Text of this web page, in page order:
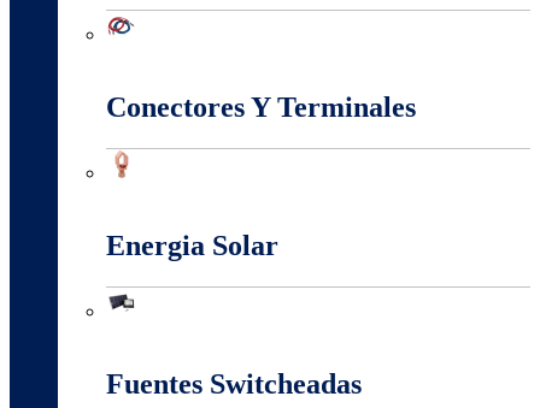
Conectores Y Terminales
Energia Solar
Fuentes Switcheadas